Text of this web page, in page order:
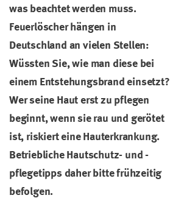
was beachtet werden muss.
Feuerlöscher hängen in
Deutschland an vielen Stellen:
Wüssten Sie, wie man diese bei
einem Entstehungsbrand einsetzt?
Wer seine Haut erst zu pflegen
beginnt, wenn sie rau und gerötet
ist, riskiert eine Hauterkrankung.
Betriebliche Hautschutz- und -
pflegetipps daher bitte frühzeitig
befolgen.